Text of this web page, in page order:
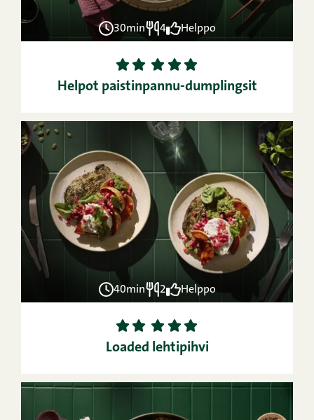
30min 4 Helppo
1 2 3 4
5
Helpot paistinpannu-dumplingsit
40min 2 Helppo
1 2 3 4
5
Loaded lehtipihvi